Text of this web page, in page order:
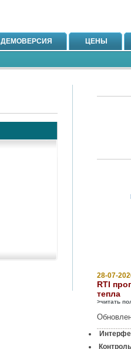
ДЕМОВЕРСИЯ ЦЕНЫ
28-07-
RTI
тепла
>читать